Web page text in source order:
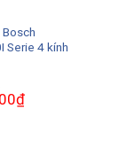
Bosch
Serie 4 kính
₫Giá
hiện